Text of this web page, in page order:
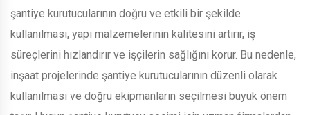
şantiye kurutucularının doğru ve etkili bir şekilde
kullanılması, yapı malzemelerinin kalitesini artırır, iş
süreçlerini hızlandırır ve işçilerin sağlığını korur. Bu nedenle,
inşaat projelerinde şantiye kurutucularının düzenli olarak
kullanılması ve doğru ekipmanların seçilmesi büyük önem